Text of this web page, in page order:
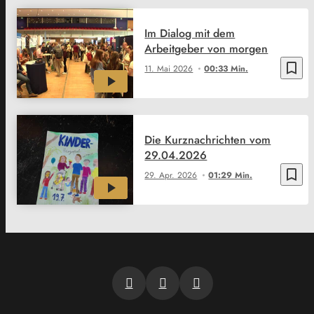
bookmark_border
11. Mai 2026 00:33 Min.
Im Dialog mit dem
Arbeitgeber von morgen
bookmark_border
29. Apr. 2026 01:29 Min.
Die Kurznachrichten vom
29.04.2026